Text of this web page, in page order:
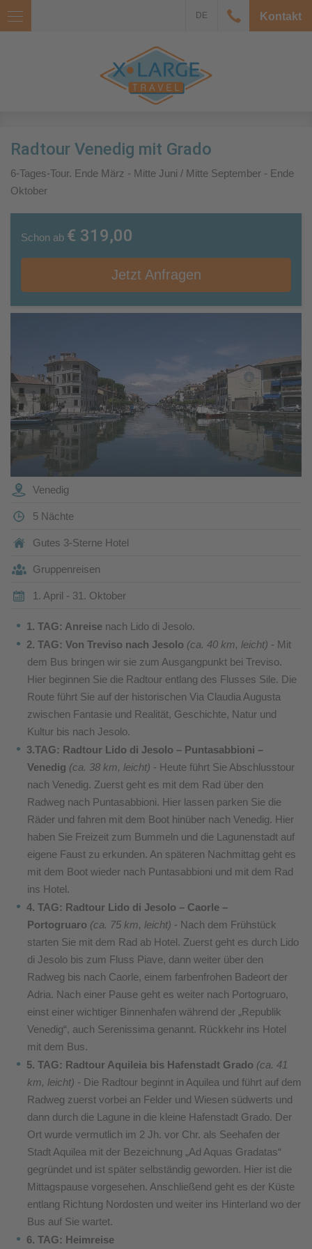
Kontakt
DE
Radtour Venedig mit Grado
6-Tages-Tour. Ende März - Mitte Juni / Mitte September - Ende
Oktober
Schon ab € 319,00
Jetzt Anfragen
Venedig
5 Nächte
Gutes 3-Sterne Hotel
Gruppenreisen
1. April - 31. Oktober
1. TAG: Anreise nach Lido di Jesolo.
2. TAG: Von Treviso nach Jesolo (ca. 40 km, leicht) - Mit
dem Bus bringen wir sie zum Ausgangpunkt bei Treviso.
Hier beginnen Sie die Radtour entlang des Flusses Sile. Die
Route führt Sie auf der historischen Via Claudia Augusta
zwischen Fantasie und Realität, Geschichte, Natur und
Kultur bis nach Jesolo.
3.TAG: Radtour Lido di Jesolo – Puntasabbioni –
Venedig (ca. 38 km, leicht) - Heute führt Sie Abschlusstour
nach Venedig. Zuerst geht es mit dem Rad über den
Radweg nach Puntasabbioni. Hier lassen parken Sie die
Räder und fahren mit dem Boot hinüber nach Venedig. Hier
haben Sie Freizeit zum Bummeln und die Lagunenstadt auf
eigene Faust zu erkunden. An späteren Nachmittag geht es
mit dem Boot wieder nach Puntasabbioni und mit dem Rad
ins Hotel.
4. TAG: Radtour Lido di Jesolo – Caorle –
Portogruaro (ca. 75 km, leicht) - Nach dem Frühstück
starten Sie mit dem Rad ab Hotel. Zuerst geht es durch Lido
di Jesolo bis zum Fluss Piave, dann weiter über den
Radweg bis nach Caorle, einem farbenfrohen Badeort der
Adria. Nach einer Pause geht es weiter nach Portogruaro,
einst einer wichtiger Binnenhafen während der „Republik
Venedig“, auch Serenissima genannt. Rückkehr ins Hotel
mit dem Bus.
5. TAG: Radtour Aquileia bis Hafenstadt Grado (ca. 41
km, leicht) - Die Radtour beginnt in Aquilea und führt auf dem
Radweg zuerst vorbei an Felder und Wiesen südwerts und
dann durch die Lagune in die kleine Hafenstadt Grado. Der
Ort wurde vermutlich im 2 Jh. vor Chr. als Seehafen der
Stadt Aquilea mit der Bezeichnung „Ad Aquas Gradatas“
gegründet und ist später selbständig geworden. Hier ist die
Mittagspause vorgesehen. Anschließend geht es der Küste
entlang Richtung Nordosten und weiter ins Hinterland wo der
Bus auf Sie wartet.
6. TAG: Heimreise